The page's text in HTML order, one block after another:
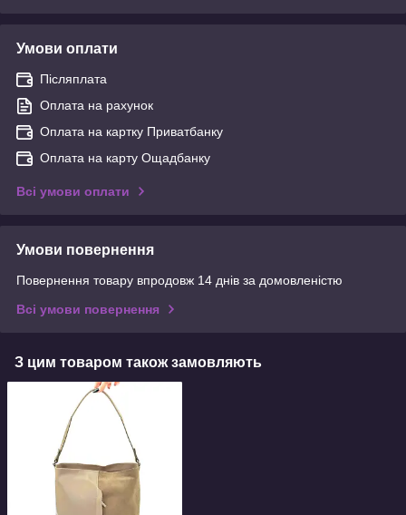
Умови оплати
Післяплата
Оплата на рахунок
Оплата на картку Приватбанку
Оплата на карту Ощадбанку
Всі умови оплати
Умови повернення
Повернення товару впродовж 14 днів за домовленістю
Всі умови повернення
З цим товаром також замовляють